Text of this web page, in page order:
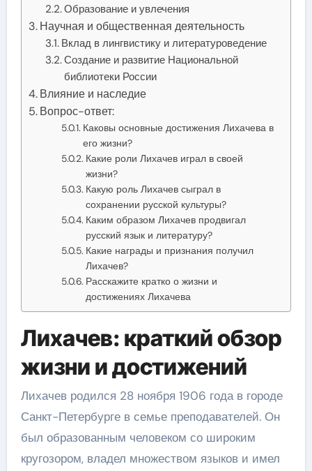
Образование и увлечения
Научная и общественная деятельность
Вклад в лингвистику и литературоведение
Создание и развитие Национальной
библиотеки России
Влияние и наследие
Вопрос-ответ:
Каковы основные достижения Лихачева в
его жизни?
Какие роли Лихачев играл в своей
жизни?
Какую роль Лихачев сыграл в
сохранении русской культуры?
Каким образом Лихачев продвигал
русский язык и литературу?
Какие награды и признания получил
Лихачев?
Расскажите кратко о жизни и
достижениях Лихачева
Лихачев: краткий обзор
жизни и достижений
Лихачев родился 28 ноября 1906 года в городе
Санкт-Петербурге в семье преподавателей. Он
был образованным человеком со широким
кругозором, владел множеством языков и имел